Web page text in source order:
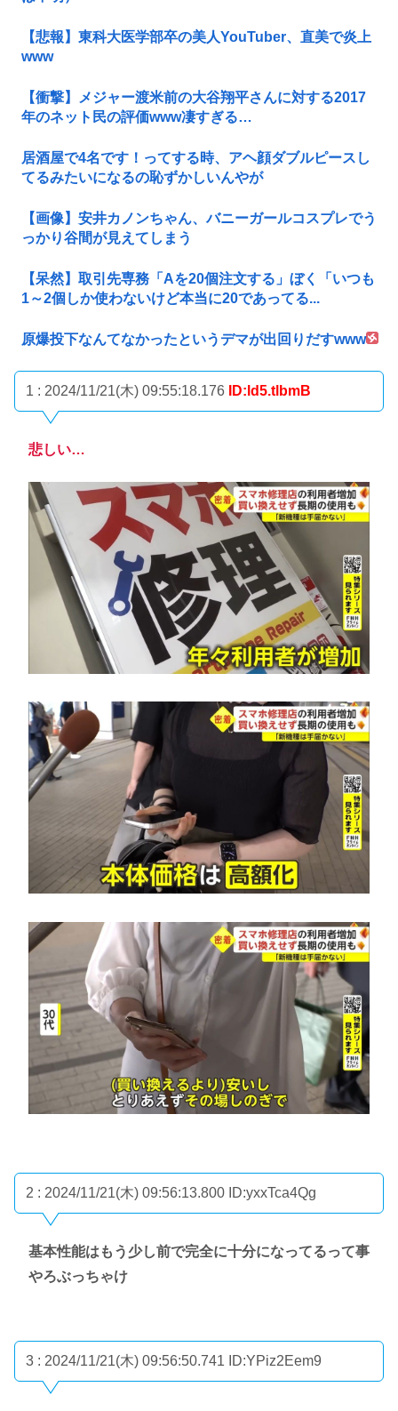
【悲報】東科大医学部卒の美人YouTuber、直美で炎上
www
【衝撃】メジャー渡米前の大谷翔平さんに対する2017
年のネット民の評価www凄すぎる…
居酒屋で4名です！ってする時、アヘ顔ダブルピースし
てるみたいになるの恥ずかしいんやが
【画像】安井カノンちゃん、バニーガールコスプレでう
っかり谷間が見えてしまう
【呆然】取引先専務「Aを20個注文する」ぼく「いつも
1～2個しか使わないけど本当に20であってる...
原爆投下なんてなかったというデマが出回りだすwww
1 : 2024/11/21(木) 09:55:18.176 ID:ld5.tlbmB
悲しい…
2 : 2024/11/21(木) 09:56:13.800 ID:yxxTca4Qg
基本性能はもう少し前で完全に十分になってるって事
やろぶっちゃけ
3 : 2024/11/21(木) 09:56:50.741 ID:YPiz2Eem9